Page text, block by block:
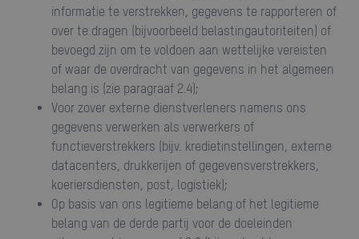
informatie te verstrekken, gegevens te rapporteren of
over te dragen (bijvoorbeeld belastingautoriteiten) of
bevoegd zijn om te voldoen aan wettelijke vereisten
of waar de overdracht van gegevens in het algemeen
belang is (zie paragraaf 2.4);
voor zover externe dienstverleners namens ons
gegevens verwerken als verwerkers of
functieverstrekkers (bijv. kredietinstellingen, externe
datacenters, drukkerijen of gegevensverstrekkers,
koeriersdiensten, post, logistiek);
op basis van ons legitieme belang of het legitieme
belang van de derde partij voor de doeleinden